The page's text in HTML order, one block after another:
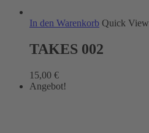
In den Warenkorb Quick View
TAKES 002
15,00 €
Angebot!